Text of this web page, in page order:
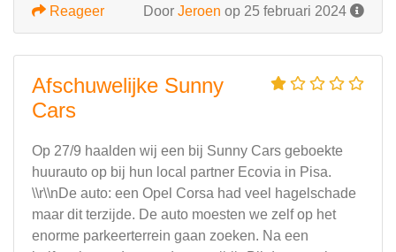
Door Jeroen op 25 februari 2024
Reageer
Afschuwelijke Sunny
Cars
Op 27/9 haalden wij een bij Sunny Cars geboekte
huurauto op bij hun local partner Ecovia in Pisa.
\\r\\nDe auto: een Opel Corsa had veel hagelschade
maar dit terzijde. De auto moesten we zelf op het
enorme parkeerterrein gaan zoeken. Na een